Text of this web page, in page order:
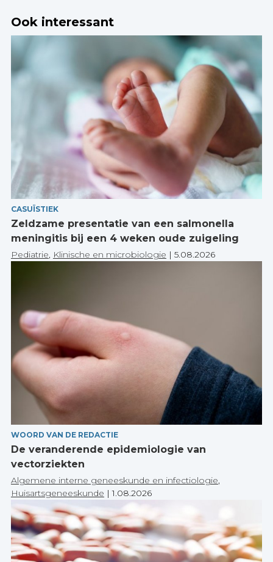
Ook interessant
CASUÏSTIEK
Zeldzame presentatie van een salmonella
meningitis bij een 4 weken oude zuigeling
Pediatrie, Klinische en microbiologie | 5.08.2026
WOORD VAN DE REDACTIE
De veranderende epidemiologie van
vectorziekten
Algemene interne geneeskunde en infectiologie,
Huisartsgeneeskunde |1.08.2026